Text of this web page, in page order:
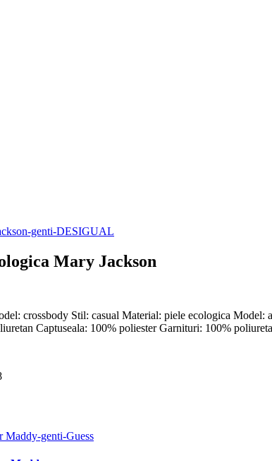
Mary Jackson
crossbody Stil: casual Material: piele ecologica
Captuseala: 100% poliester Garnituri: 100%